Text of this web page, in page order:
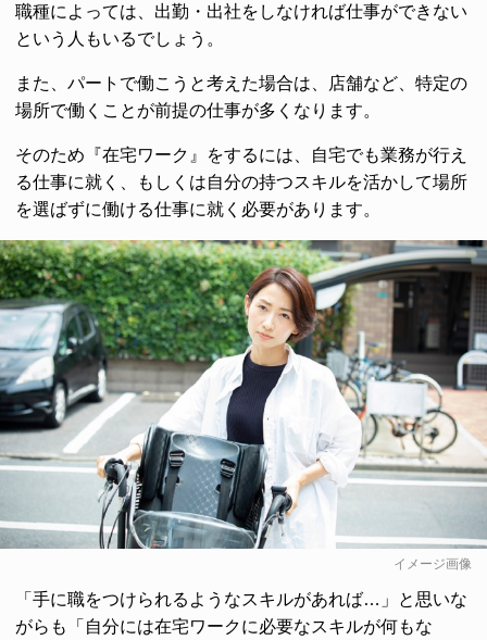
職種によっては、出勤・出社をしなければ仕事ができない
という人もいるでしょう。
また、パートで働こうと考えた場合は、店舗など、特定の
場所で働くことが前提の仕事が多くなります。
そのため『在宅ワーク』をするには、自宅でも業務が行え
る仕事に就く、もしくは自分の持つスキルを活かして場所
を選ばずに働ける仕事に就く必要があります。
イメージ画像
「手に職をつけられるようなスキルがあれば…」と思いな
がらも「自分には在宅ワークに必要なスキルが何もな